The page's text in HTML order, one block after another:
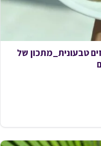
טבעונית_מתכון של